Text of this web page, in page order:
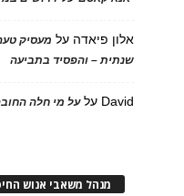
אלון פיאדה על מעסיק
שנתית – והפסיד בתביעה
David עלעל מי חלה
מנהל משאבי אנוש